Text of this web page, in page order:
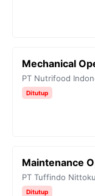
Mechanical
PT Nutrifood
Ditutup
Maintenance
PT Tuffindo
Ditutup